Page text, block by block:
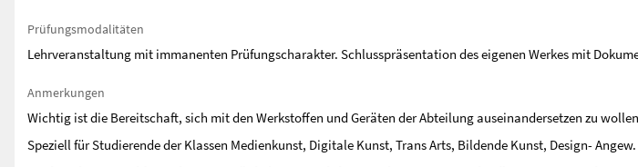
Prüfungsmodalitäten
Lehrveranstaltung mit immanenten Prüfungscharakter. Schlusspräsentation des eigenen Werkes mit
Anmerkungen
Wichtig ist die Bereitschaft, sich mit den Werkstoffen und Geräten der Abteilung auseinandersetzen zu
Speziell für Studierende der Klassen Medienkunst, Digitale Kunst, Trans Arts, Bildende Kunst, Design-